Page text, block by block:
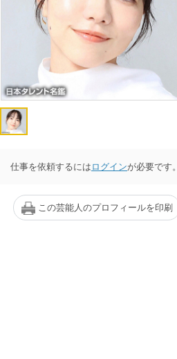
仕事を依頼するには ログインが必要です。
この芸能人のプロフィールを印刷